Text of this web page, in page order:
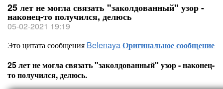
25 лет не могла связать "заколдованный" узор -
наконец-то получился, делюсь
05-02-2021 19:19
Это цитата сообщения BelenayaОригинальное сообщение
25 лет не могла связать "заколдованный" узор - наконец-
то получился, делюсь.